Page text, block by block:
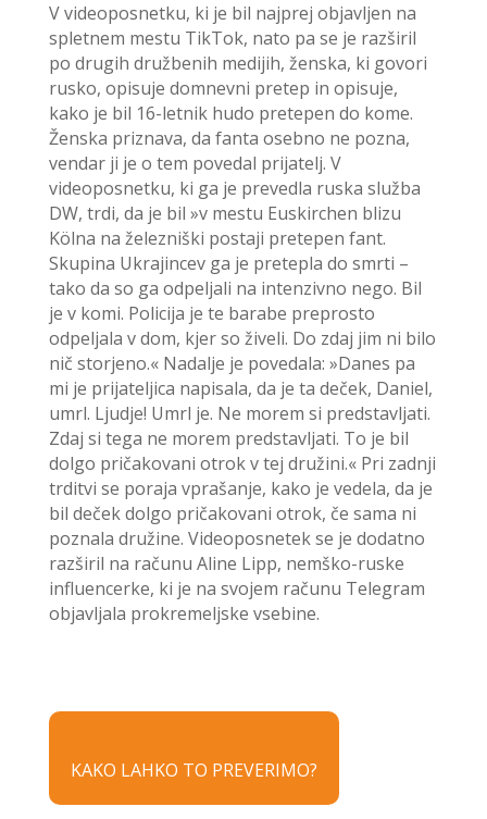
V videoposnetku, ki je bil najprej objavljen na
spletnem mestu TikTok, nato pa se je razširil
po drugih družbenih medijih, ženska, ki govori
rusko, opisuje domnevni pretep in opisuje,
kako je bil 16-letnik hudo pretepen do kome.
Ženska priznava, da fanta osebno ne pozna,
vendar ji je o tem povedal prijatelj. V
videoposnetku, ki ga je prevedla ruska služba
DW, trdi, da je bil »v mestu Euskirchen blizu
Kölna na železniški postaji pretepen fant.
Skupina Ukrajincev ga je pretepla do smrti –
tako da so ga odpeljali na intenzivno nego. Bil
je v komi. Policija je te barabe preprosto
odpeljala v dom, kjer so živeli. Do zdaj jim ni bilo
nič storjeno.« Nadalje je povedala: »Danes pa
mi je prijateljica napisala, da je ta deček, Daniel,
umrl. Ljudje! Umrl je. Ne morem si predstavljati.
Zdaj si tega ne morem predstavljati. To je bil
dolgo pričakovani otrok v tej družini.« Pri zadnji
trditvi se poraja vprašanje, kako je vedela, da je
bil deček dolgo pričakovani otrok, če sama ni
poznala družine. Videoposnetek se je dodatno
razširil na računu Aline Lipp, nemško-ruske
influencerke, ki je na svojem računu Telegram
objavljala prokremeljske vsebine.
KAKO LAHKO TO PREVERIMO?